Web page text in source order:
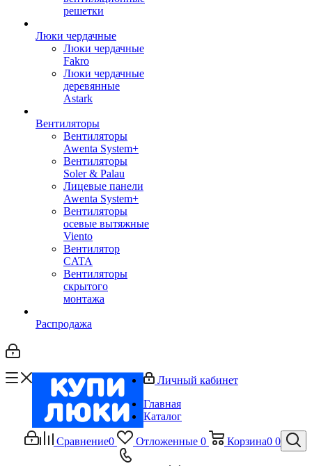
решетки
Люки чердачные
Люки чердачные
Fakro
Люки чердачные
деревянные
Astark
Вентиляторы
Вентиляторы
Awenta System+
Вентиляторы
Soler & Palau
Лицевые панели
Awenta System+
Вентиляторы
осевые вытяжные
Viento
Вентилятор
CATA
Вентиляторы
скрытого
монтажа
Распродажа
Сравнение0 Отложенные 0 Корзина0 0
Личный кабинет
Главная
Каталог